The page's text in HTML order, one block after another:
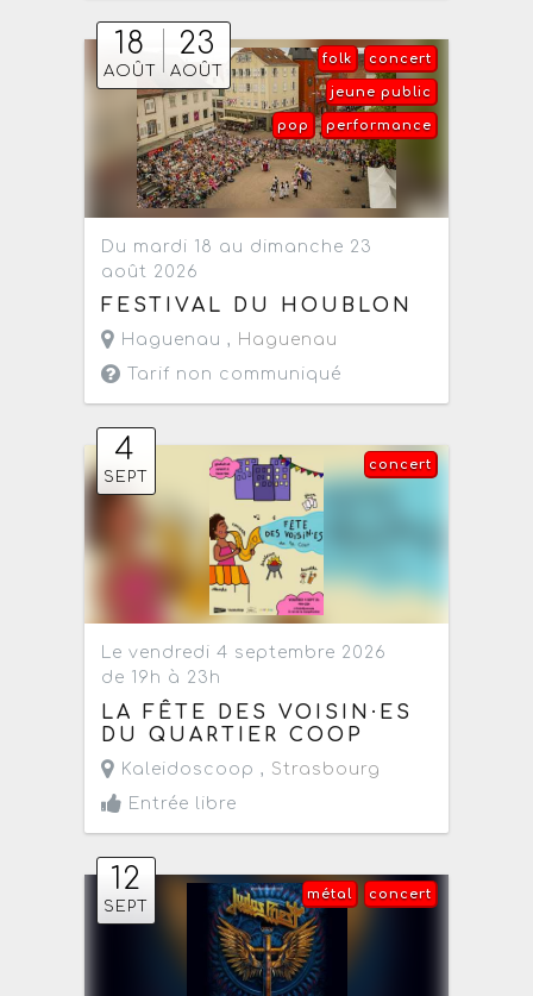
18
AOÛT
23
AOÛT
concert
folk
jeune public
performance
pop
Du mardi 18 au dimanche 23
août 2026
FESTIVAL DU HOUBLON
Haguenau , Haguenau
Tarif non communiqué
4
SEPT
concert
Le vendredi 4 septembre 2026
de 19h à 23h
LA FÊTE DES VOISIN·ES
DU QUARTIER COOP
Kaleidoscoop , Strasbourg
Entrée libre
12
SEPT
concert
métal